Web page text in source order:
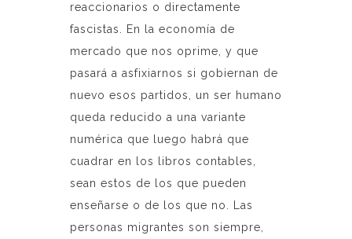
reaccionarios o directamente
fascistas. En la economía de
mercado que nos oprime, y que
pasará a asfixiarnos si gobiernan de
nuevo esos partidos, un ser humano
queda reducido a una variante
numérica que luego habrá que
cuadrar en los libros contables,
sean estos de los que pueden
enseñarse o de los que no. Las
personas migrantes son siempre,